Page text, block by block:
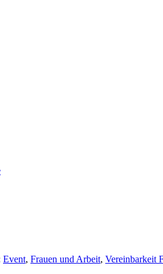
Event, Frauen und Arbeit, Vereinbarkeit